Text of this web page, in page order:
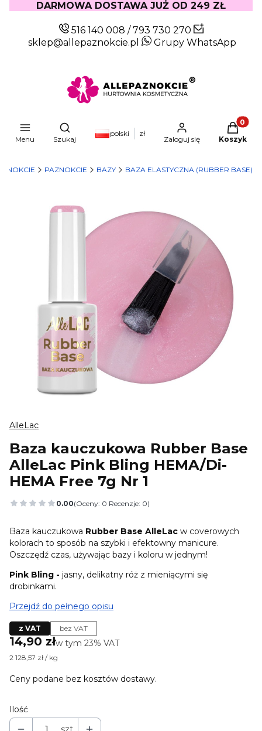
DARMOWA DOSTAWA JUŻ OD 249 ZŁ
516 140 008 /793 730 270
sklep@allepaznokcie.pl
Grupy WhatsApp
Menu
Otwórz wyszukiwarkę
Szukaj
polski zł
Zaloguj się Koszyk
PAZNOKCIE BAZY BAZA ELASTYCZNA (RUBBER BASE)
AlleLac
Baza kauczukowa Rubber Base
AlleLac Pink Bling HEMA/Di-
HEMA Free 7g Nr 1
0.00(Oceny: 0 Recenzje: 0)
Przejdź do sekcji Opinie
Baza kauczukowa Rubber Base AlleLac w coverowych
kolorach to sposób na szybki i efektowny manicure.
Oszczędź czas, używając bazy i koloru w jednym!
Pink Bling - jasny, delikatny róż z mieniącymi się
drobinkami.
Przejdź do pełnego opisu
z VAT bez VAT
Cena
14,90 złw tym 23% VAT
w tym 23% VAT
2 128,57 zł / kg
Ceny podane bez kosztów dostawy.
Ilość